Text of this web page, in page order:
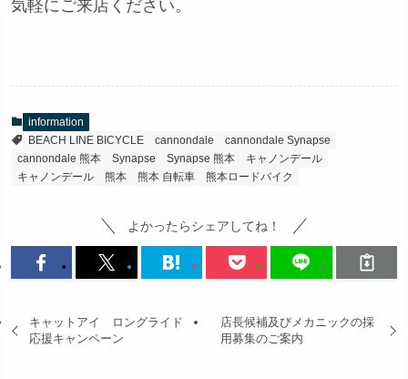
気軽にご来店ください。
information
BEACH LINE BICYCLE
cannondale
cannondale Synapse
cannondale 熊本
Synapse Synapse 熊本
キャノンデール
キャノンデール 熊本
熊本 自転車 熊本ロードバイク
よかったらシェアしてね！
キャットアイ ロングライド
応援キャンペーン
店長候補及びメカニックの採
用募集のご案内